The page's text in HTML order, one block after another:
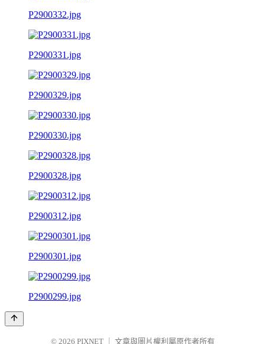
P2900332.jpg
P2900331.jpg
P2900329.jpg
P2900330.jpg
P2900328.jpg
P2900312.jpg
P2900301.jpg
P2900299.jpg
© 2026 PIXNET 文章與圖片權利屬原作者所有